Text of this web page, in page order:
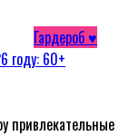
Гардероб ♥
году: 60+
привлекательные